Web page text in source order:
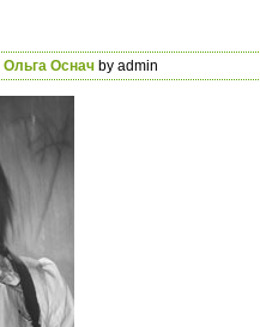
Ольга Оснач by admin